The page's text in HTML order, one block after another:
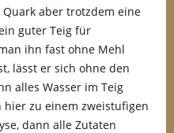
aber trotzdem eine
guter Teig für
ihn fast ohne Mehl
lässt er sich ohne den
alles Wasser im Teig
zu einem zweistufigen
dann alle Zutaten